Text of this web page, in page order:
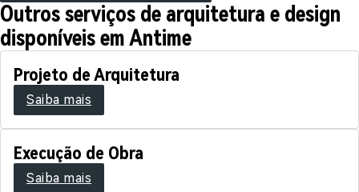
Outros serviços de arquitetura e design
disponíveis em Antime
Projeto de Arquitetura
Saiba mais
Execução de Obra
Saiba mais